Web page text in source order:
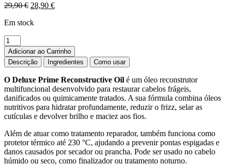
29,90€ O
original
28,90 €O
Em stock
Quantidade
de
Deluxe
Prime
Reconstructive
Oil-
30ml
Adicionar ao Carrinho
Descrição
Ingredientes Como usar
O Deluxe Prime Reconstructive Oil é um óleo reconstrutor
multifuncional desenvolvido para restaurar cabelos frágeis,
danificados ou quimicamente tratados. A sua fórmula combina óleos
nutritivos para hidratar profundamente, reduzir o frizz, selar as
cutículas e devolver brilho e maciez aos fios.
Além de atuar como tratamento reparador, também funciona como
protetor térmico até 230 °C, ajudando a prevenir pontas espigadas e
danos causados por secador ou prancha. Pode ser usado no cabelo
húmido ou seco, como finalizador ou tratamento noturno.